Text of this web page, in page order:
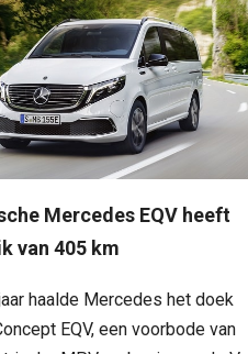
Mercedes EQV heeft
van 405 km
haalde Mercedes het doek
EQV, een voorbode van